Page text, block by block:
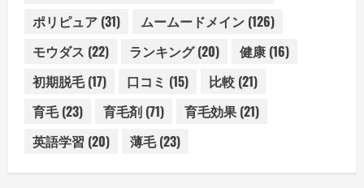
ポリピュア (31) ムームードメイン (126)
モウダス (22) ランキング(20) 健康 (16)
初期脱毛(17) 口コミ (15) 比較 (21)
育毛(23) 育毛剤 (71) 育毛効果 (21)
英語学習 (20) 薄毛(23)